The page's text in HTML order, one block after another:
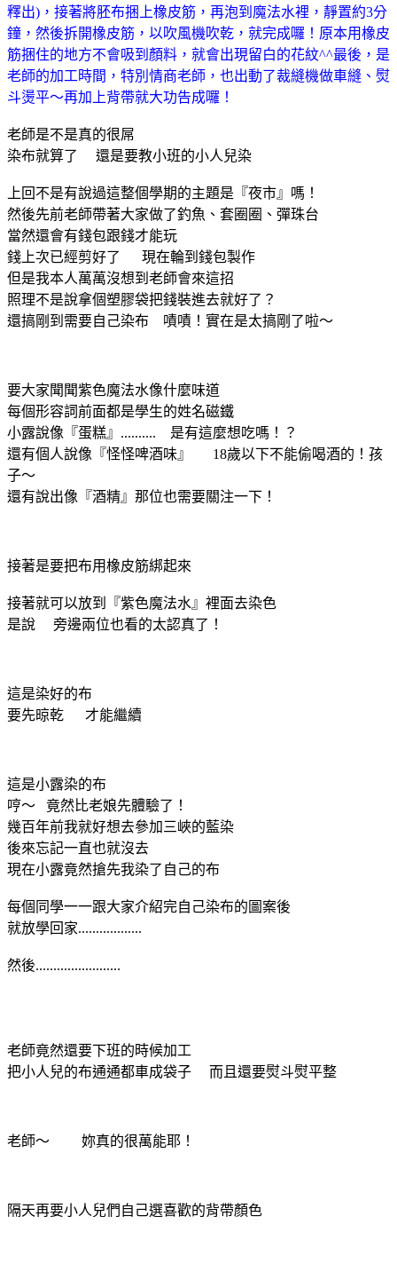
釋出)，接著將胚布捆上橡皮筋，再泡到魔法水裡，靜置約3分
鐘，然後拆開橡皮筋，以吹風機吹乾，就完成囉！原本用橡皮
筋捆住的地方不會吸到顏料，就會出現留白的花紋^^最後，是
老師的加工時間，特別情商老師，也出動了裁縫機做車縫、熨
斗燙平～再加上背帶就大功告成囉！
老師是不是真的很屌
染布就算了 還是要教小班的小人兒染
上回不是有說過這整個學期的主題是『夜市』嗎！
然後先前老師帶著大家做了釣魚、套圈圈、彈珠台
當然還會有錢包跟錢才能玩
錢上次已經剪好了 現在輪到錢包製作
但是我本人萬萬沒想到老師會來這招
照理不是說拿個塑膠袋把錢裝進去就好了？
還搞剛到需要自己染布 嘖嘖！實在是太搞剛了啦～
要大家聞聞紫色魔法水像什麼味道
每個形容詞前面都是學生的姓名磁鐵
小露說像『蛋糕』.......... 是有這麼想吃嗎！？
還有個人說像『怪怪啤酒味』 18歲以下不能偷喝酒的！孩
子～
還有說出像『酒精』那位也需要關注一下！
接著是要把布用橡皮筋綁起來
接著就可以放到『紫色魔法水』裡面去染色
是說 旁邊兩位也看的太認真了！
這是染好的布
要先晾乾 才能繼續
這是小露染的布
哼～ 竟然比老娘先體驗了！
幾百年前我就好想去參加三峽的藍染
後來忘記一直也就沒去
現在小露竟然搶先我染了自己的布
每個同學一一跟大家介紹完自己染布的圖案後
就放學回家..................
然後........................
老師竟然還要下班的時候加工
把小人兒的布通通都車成袋子 而且還要熨斗熨平整
老師～ 妳真的很萬能耶！
隔天再要小人兒們自己選喜歡的背帶顏色